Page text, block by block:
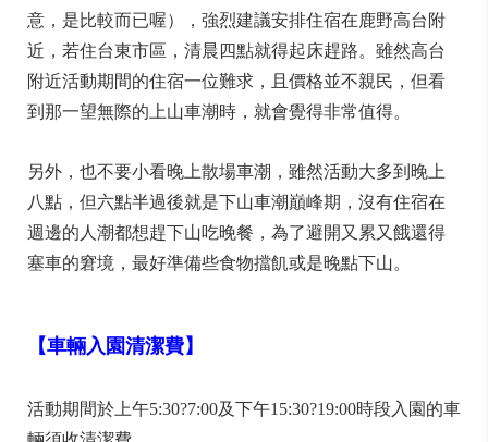
意，是比較而已喔），強烈建議安排住宿在鹿野高台附
近，若住台東市區，清晨四點就得起床趕路。雖然高台
附近活動期間的住宿一位難求，且價格並不親民，但看
到那一望無際的上山車潮時，就會覺得非常值得。
另外，也不要小看晚上散場車潮，雖然活動大多到晚上
八點，但六點半過後就是下山車潮巔峰期，沒有住宿在
週邊的人潮都想趕下山吃晚餐，為了避開又累又餓還得
塞車的窘境，最好準備些食物擋飢或是晚點下山。
【車輛入園清潔費】
活動期間於上午5:30?7:00及下午15:30?19:00時段入園的車